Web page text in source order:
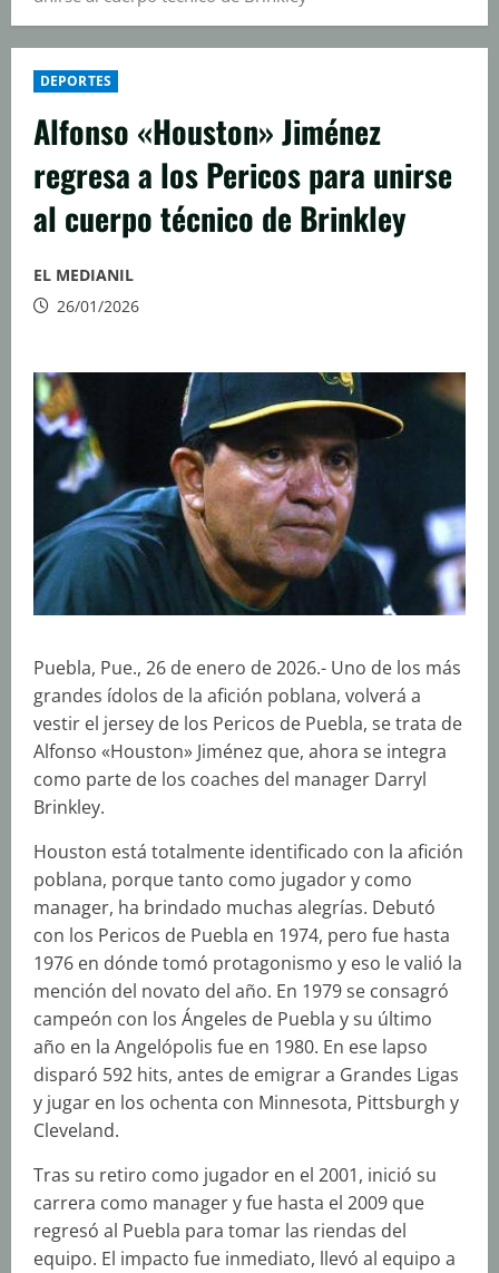
DEPORTES
Alfonso «Houston» Jiménez
regresa a los Pericos para unirse
al cuerpo técnico de Brinkley
EL MEDIANIL
26/01/2026
Puebla, Pue., 26 de enero de 2026.- Uno de los más
grandes ídolos de la afición poblana, volverá a
vestir el jersey de los Pericos de Puebla, se trata de
Alfonso «Houston» Jiménez que, ahora se integra
como parte de los coaches del manager Darryl
Brinkley.
Houston está totalmente identificado con la afición
poblana, porque tanto como jugador y como
manager, ha brindado muchas alegrías. Debutó
con los Pericos de Puebla en 1974, pero fue hasta
1976 en dónde tomó protagonismo y eso le valió la
mención del novato del año. En 1979 se consagró
campeón con los Ángeles de Puebla y su último
año en la Angelópolis fue en 1980. En ese lapso
disparó 592 hits, antes de emigrar a Grandes Ligas
y jugar en los ochenta con Minnesota, Pittsburgh y
Cleveland.
Tras su retiro como jugador en el 2001, inició su
carrera como manager y fue hasta el 2009 que
regresó al Puebla para tomar las riendas del
equipo. El impacto fue inmediato, llevó al equipo a